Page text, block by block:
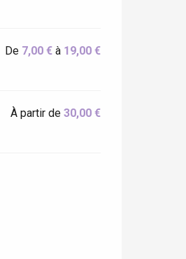
De 7,00 € à 19,00 €
À partir de30,00 €